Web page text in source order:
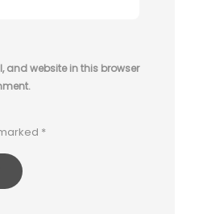
and website in this browser
*